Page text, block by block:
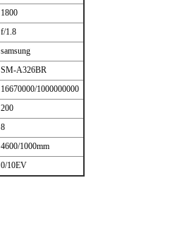
1800
f/1.8
samsung
SM-A326BR
16670000/1000000000
200
8
4600/1000mm
0/10EV